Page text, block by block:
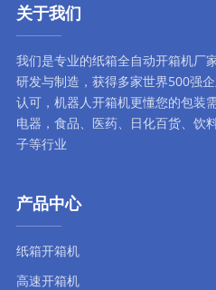
关于我们
我们是专业的纸箱全自动开箱机厂
研发与制造，获得多家世界500强
认可， 机器人开箱机更懂您的包装
电器，食品、医药、日化百货、饮
子等行业
产品中心
纸箱开箱机
高速开箱机